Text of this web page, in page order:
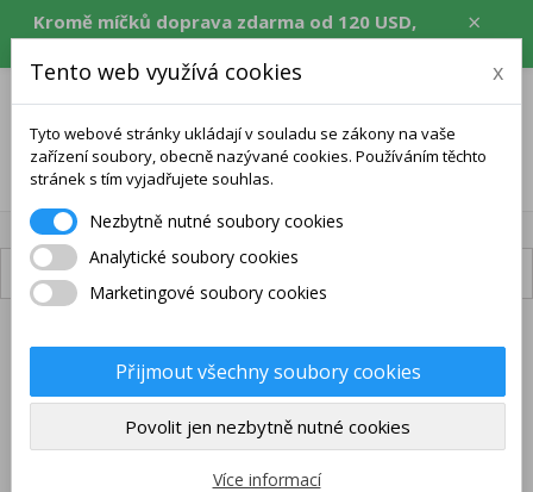
×
Kromě míčků doprava zdarma od 120 USD,
ekv. CZK, EUR, PLN, RON.
0
Dostupná doprava
Tento web využívá cookies x
Tyto webové stránky ukládají v souladu se zákony na vaše
zařízení soubory, obecně nazývané cookies. Používáním těchto
stránek s tím vyjadřujete souhlas.
Nezbytně nutné soubory cookies
Analytické soubory cookies
Marketingové soubory cookies
Přijmout všechny soubory cookies
Povolit jen nezbytně nutné cookies
Více informací